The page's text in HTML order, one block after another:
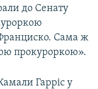
до Сенату
Сама ж
прокуроркою».
Гарріс у